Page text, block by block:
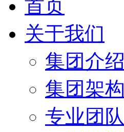
首页
关于我们
集团介绍
集团架构
专业团队